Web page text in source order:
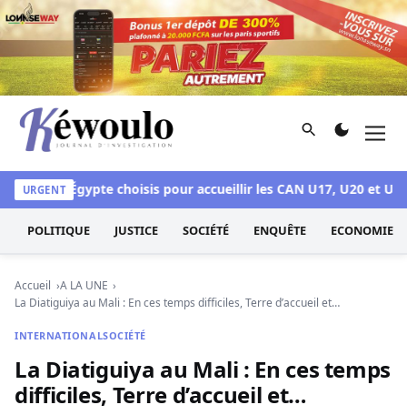
Aller au contenu
Kéwoulo, le premier site d'information et d'investigation
Rechercher
URGENT
et l’Égypte choisis pour accueillir les CAN U17, U20 et U23 en
POLITIQUE JUSTICE SOCIÉTÉ ENQUÊTE ECONOMIE
Accueil
A LA UNE
La Diatiguiya au Mali : En ces temps difficiles, Terre d’accueil et…
INTERNATIONALSOCIÉTÉ
La Diatiguiya au Mali : En ces temps
difficiles, Terre d’accueil et…